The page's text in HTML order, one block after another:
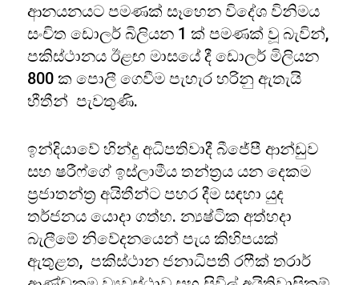
ආනයනයට පමණක් සෑහෙන විදේශ විනිමය
සංචිත ඩොලර් බිලියන 1 ක් පමණක් වූ බැවින්,
පකිස්ථානය ඊළඟ මාසයේ දී ඩොලර් මිලියන
800 ක පොලී ගෙවීම පැහැර හරිනු ඇතැයි
භීතීන් පැවතුණි.
ඉන්දියාවේ හින්දු අධිපතිවාදී බීජේපී ආන්ඩුව
සහ ෂරීෆ්ගේ ඉස්ලාමීය තන්ත‍්‍රය යන දෙකම
ප‍්‍රජාතන්ත‍්‍ර අයිතීන්ට පහර දීම සඳහා යුද
තර්ජනය යොදා ගත්හ. න්‍යෂ්ටික අත්හදා
බැලීමේ නිවේදනයෙන් පැය කිහිපයක්
ඇතුළත, පකිස්ථාන ජනාධිපති රෆීක් තරාර්